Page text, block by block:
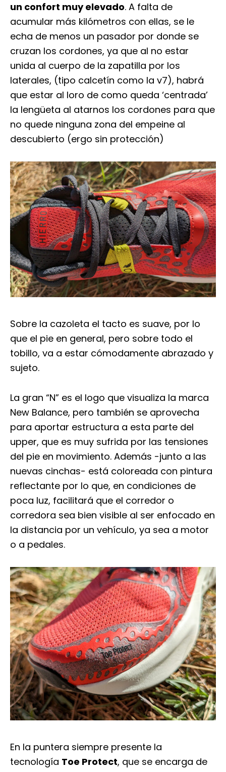
un confort muy elevado. A falta de
acumular más kilómetros con ellas, se le
echa de menos un pasador por donde se
cruzan los cordones, ya que al no estar
unida al cuerpo de la zapatilla por los
laterales, (tipo calcetín como la v7), habrá
que estar al loro de como queda ‘centrada’
la lengüeta al atarnos los cordones para que
no quede ninguna zona del empeine al
descubierto (ergo sin protección)
Sobre la cazoleta el tacto es suave, por lo
que el pie en general, pero sobre todo el
tobillo, va a estar cómodamente abrazado y
sujeto.
La gran “N” es el logo que visualiza la marca
New Balance, pero también se aprovecha
para aportar estructura a esta parte del
upper, que es muy sufrida por las tensiones
del pie en movimiento. Además -junto a las
nuevas cinchas- está coloreada con pintura
reflectante por lo que, en condiciones de
poca luz, facilitará que el corredor o
corredora sea bien visible al ser enfocado en
la distancia por un vehículo, ya sea a motor
o a pedales.
En la puntera siempre presente la
tecnología Toe Protect, que se encarga de